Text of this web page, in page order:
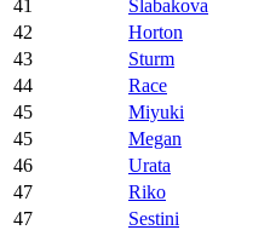
41
Slabakova
42
Horton
43
Sturm
44
Race
45
Miyuki
45
Megan
46
Urata
47
Riko
47
Sestini